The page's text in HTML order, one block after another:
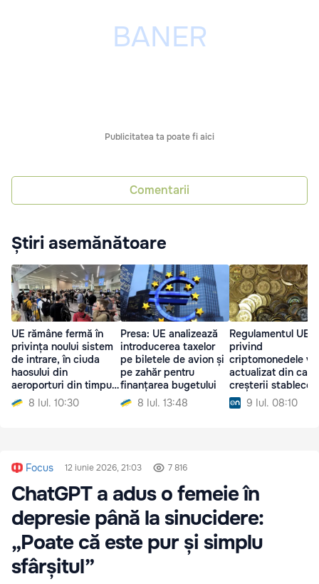
Publicitatea ta poate fi aici
Comentarii
Știri asemănătoare
UE rămâne fermă în
privința noului sistem
de intrare, în ciuda
haosului din
aeroporturi din timpul
verii8 Iul. 10:30
Presa: UE analizează
introducerea taxelor
pe biletele de avion și
pe zahăr pentru
finanțarea bugetului
8 Iul. 13:48
Regulamentul UE
privind
criptomonedele
actualizat din
creșterii
urilor în dolari
9 Iul. 08:10
Focus 12 iunie 2026, 21:03 7 816
ChatGPT a adus o femeie în
depresie până la sinucidere:
„Poate că este pur și simplu
sfârșitul”